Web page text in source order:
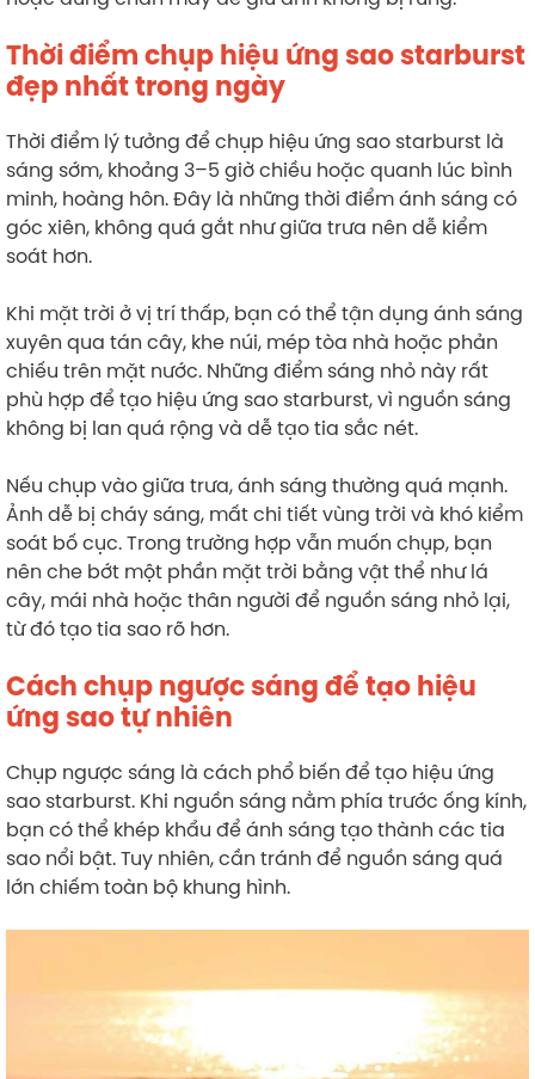
Thời điểm chụp hiệu ứng sao starburst
đẹp nhất trong ngày
Thời điểm lý tưởng để chụp hiệu ứng sao starburst là
sáng sớm, khoảng 3–5 giờ chiều hoặc quanh lúc bình
minh, hoàng hôn. Đây là những thời điểm ánh sáng có
góc xiên, không quá gắt như giữa trưa nên dễ kiểm
soát hơn.
Khi mặt trời ở vị trí thấp, bạn có thể tận dụng ánh sáng
xuyên qua tán cây, khe núi, mép tòa nhà hoặc phản
chiếu trên mặt nước. Những điểm sáng nhỏ này rất
phù hợp để tạo hiệu ứng sao starburst, vì nguồn sáng
không bị lan quá rộng và dễ tạo tia sắc nét.
Nếu chụp vào giữa trưa, ánh sáng thường quá mạnh.
Ảnh dễ bị cháy sáng, mất chi tiết vùng trời và khó kiểm
soát bố cục. Trong trường hợp vẫn muốn chụp, bạn
nên che bớt một phần mặt trời bằng vật thể như lá
cây, mái nhà hoặc thân người để nguồn sáng nhỏ lại,
từ đó tạo tia sao rõ hơn.
Cách chụp ngược sáng để tạo hiệu
ứng sao tự nhiên
Chụp ngược sáng là cách phổ biến để tạo hiệu ứng
sao starburst. Khi nguồn sáng nằm phía trước ống kính,
bạn có thể khép khẩu để ánh sáng tạo thành các tia
sao nổi bật. Tuy nhiên, cần tránh để nguồn sáng quá
lớn chiếm toàn bộ khung hình.